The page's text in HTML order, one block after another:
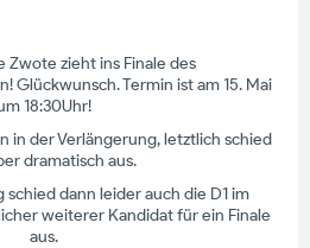
Zwote zieht ins Finale des
Glückwunsch. Termin ist am 15. Mai
18:30Uhr!
in der Verlängerung, letztlich schied
dramatisch aus.
schied dann leider auch die D1 im
weiterer Kandidat für ein Finale
aus.